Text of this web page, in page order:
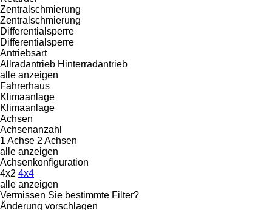
Zentralschmierung
Zentralschmierung
Differentialsperre
Differentialsperre
Antriebsart
Allradantrieb Hinterradantrieb
alle anzeigen
Fahrerhaus
Klimaanlage
Klimaanlage
Achsen
Achsenanzahl
1 Achse 2 Achsen
alle anzeigen
Achsenkonfiguration
4x2 4x4
alle anzeigen
Vermissen Sie bestimmte Filter?
Änderung vorschlagen